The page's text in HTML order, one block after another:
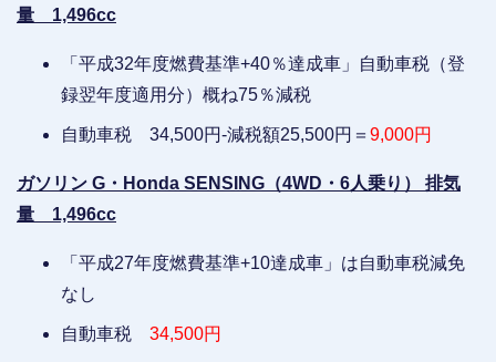
量 1,496cc
「平成32年度燃費基準+40％達成車」自動車税（登
録翌年度適用分）概ね75％減税
自動車税 34,500円-減税額25,500円＝ 9,000円
ガソリン G・Honda SENSING（4WD・6人乗り） 排気
量 1,496cc
「平成27年度燃費基準+10達成車」は自動車税減免
なし
自動車税 34,500円